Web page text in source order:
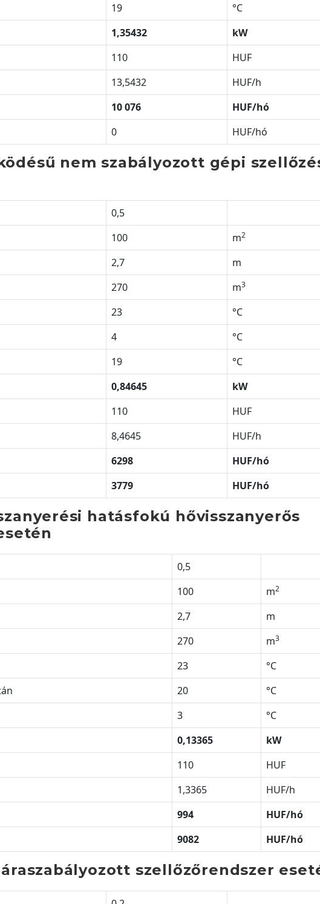
19
°C
1,35432
kW
110
HUF
13,5432
HUF/h
10 076 HUF/hó
0 HUF/hó
nem szabályozott gépi
0,5
100 m2
2,7
m
270 m3
23
°C
4
°C
19
°C
0,84645
kW
110
HUF
8,4645
HUF/h
6298 HUF/hó
3779 HUF/hó
hatásfokú hővisszanyerős
0,5
100 m2
2,7
m
270 m3
23
°C
20
°C
3
°C
0,13365
kW
110
HUF
1,3365
HUF/h
994 HUF/hó
9082 HUF/hó
szellőzőrendszer